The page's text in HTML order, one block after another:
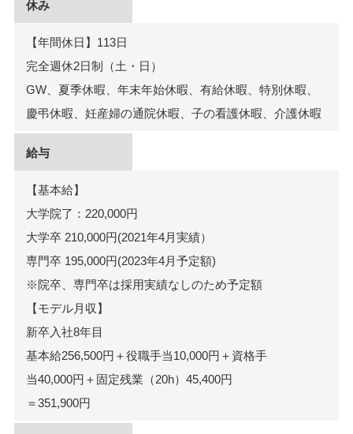
休み
【年間休日】113日
完全週休2日制（土・日）
GW、夏季休暇、年末年始休暇、有給休暇、特別休暇、
慶弔休暇、妊産婦の通院休暇、子の看護休暇、介護休暇
給与
【基本給】
大学院了：220,000円
大学卒 210,000円(2021年4月実績）
専門卒 195,000円(2023年4月予定額)
※院卒、専門卒は採用実績なしのため予定額
【モデル月収】
新卒入社8年目
基本給256,500円＋役職手当10,000円＋資格手
当40,000円＋固定残業（20h）45,400円
＝351,900円